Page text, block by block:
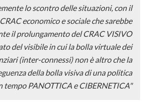
lo scontro delle situazioni, con il
economico e sociale che sarebbe
il prolungamento del CRAC VISIVO
del visibile in cui la bolla virtuale dei
(inter-connessi) non è altro che la
della bolla visiva di una politica
tempo PANOTTICA e CIBERNETICA"